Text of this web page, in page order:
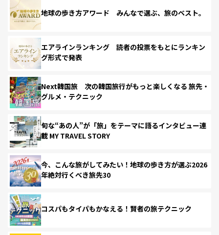
地球の歩き方アワード みんなで選ぶ、旅のベスト。
エアラインランキング 読者の投票をもとにランキン
グ形式で発表
Next韓国旅 次の韓国旅行がもっと楽しくなる 旅先・
グルメ・テクニック
旬な“あの人”が「旅」をテーマに語るインタビュー連
載 MY TRAVEL STORY
今、こんな旅がしてみたい！地球の歩き方が選ぶ2026
年絶対行くべき旅先30
コスパもタイパもかなえる！賢者の旅テクニック